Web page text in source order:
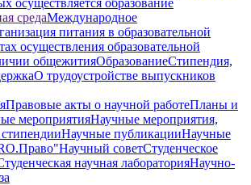
средаМеждународное
питания в образовательной
осуществления образовательной
общежитияОбразованиеСтипендия,
О трудоустройстве выпускников
Правовые акты о научной работеПланы и
мероприятияНаучные мероприятия,
Научные публикацииНаучные
Научный советСтуденческое
научная лабораторияНаучно-